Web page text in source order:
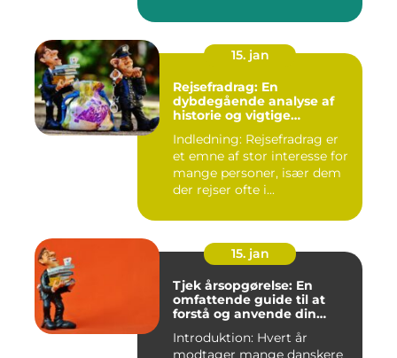
15. jan
Rejsefradrag: En
dybdegående analyse af
historie og vigtige
Indledning: Rejsefradrag er
et emne af stor interesse for
mange personer, især dem
der rejser ofte i...
15. jan
Tjek årsopgørelse: En
omfattende guide til at
forstå og anvende din
Introduktion: Hvert år
modtager mange danskere